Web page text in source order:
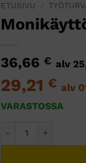
ETUSIVU
36,66 € alv
29,21 € alv
VARASTOSSA